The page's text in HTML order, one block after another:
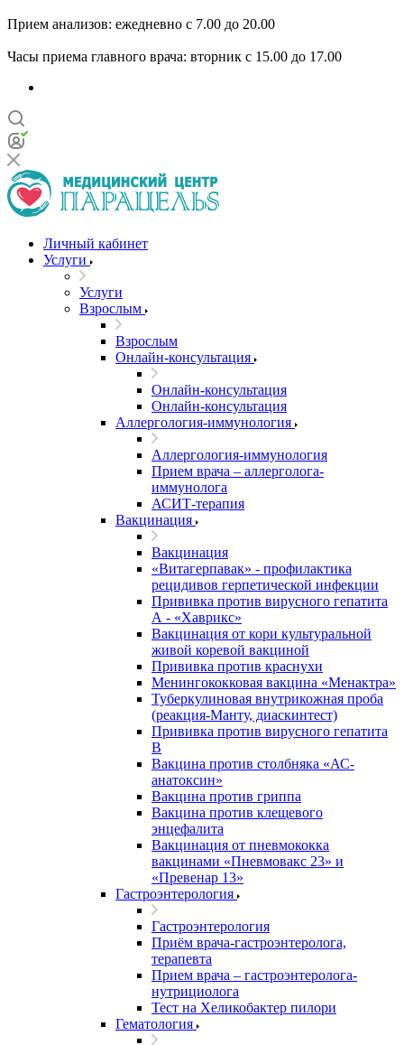
Прием анализов: ежедневно с 7.00 до 20.00
Часы приема главного врача: вторник с 15.00 до 17.00
Личный кабинет
Услуги
Услуги
Взрослым
Взрослым
Онлайн-консультация
Онлайн-консультация
Онлайн-консультация
Аллергология-иммунология
Аллергология-иммунология
Прием врача – аллерголога-
иммунолога
АСИТ-терапия
Вакцинация
Вакцинация
«Витагерпавак» - профилактика
рецидивов герпетической инфекции
Прививка против вирусного гепатита
А - «Хаврикс»
Вакцинация от кори культуральной
живой коревой вакциной
Прививка против краснухи
Менингококковая вакцина «Менактра»
Туберкулиновая внутрикожная проба
(реакция-Манту, диаскинтест)
Прививка против вирусного гепатита
В
Вакцина против столбняка «АС-
анатоксин»
Вакцина против гриппа
Вакцина против клещевого
энцефалита
Вакцинация от пневмококка
вакцинами «Пневмовакс 23» и
«Превенар 13»
Гастроэнтерология
Гастроэнтерология
Приём врача-гастроэнтеролога,
терапевта
Прием врача – гастроэнтеролога-
нутрициолога
Тест на Хеликобактер пилори
Гематология